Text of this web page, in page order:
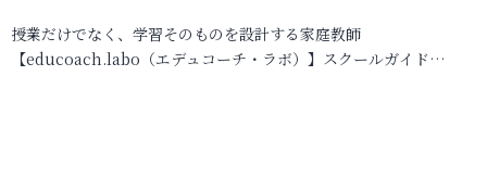
授業だけでなく、学習そのものを設計する家庭教師
【educoach.labo（エデュコーチ・ラボ）】スクールガイド…